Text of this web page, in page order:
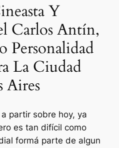
Y
Carlos Antín,
Personalidad
La Ciudad
Aires
partir sobre hoy, ya
es tan difícil como
formá parte de algun